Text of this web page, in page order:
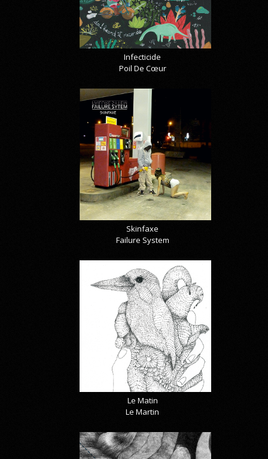
Infecticide
Poil De Cœur
Skinfaxe
Failure System
Le Matin
Le Martin